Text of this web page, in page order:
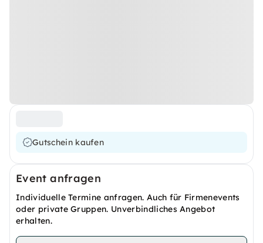
Gutschein kaufen
Event anfragen
Individuelle Termine anfragen. Auch für Firmenevents
oder private Gruppen. Unverbindliches Angebot
erhalten.